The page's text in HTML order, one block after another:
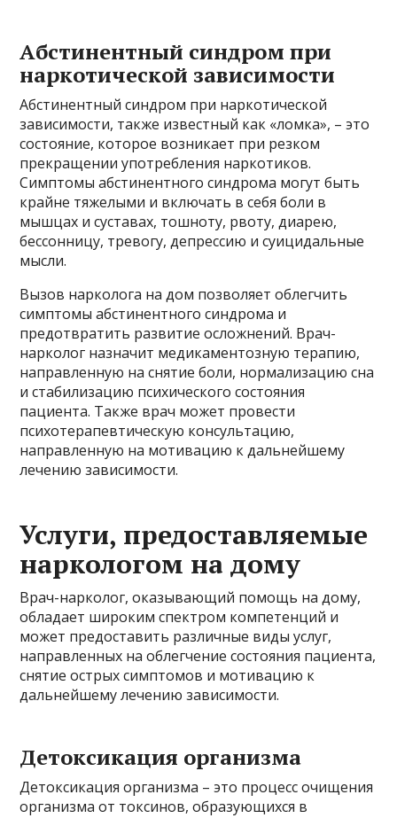
Абстинентный синдром при
наркотической зависимости
Абстинентный синдром при наркотической
зависимости, также известный как «ломка», – это
состояние, которое возникает при резком
прекращении употребления наркотиков.
Симптомы абстинентного синдрома могут быть
крайне тяжелыми и включать в себя боли в
мышцах и суставах, тошноту, рвоту, диарею,
бессонницу, тревогу, депрессию и суицидальные
мысли.
Вызов нарколога на дом позволяет облегчить
симптомы абстинентного синдрома и
предотвратить развитие осложнений. Врач-
нарколог назначит медикаментозную терапию,
направленную на снятие боли, нормализацию сна
и стабилизацию психического состояния
пациента. Также врач может провести
психотерапевтическую консультацию,
направленную на мотивацию к дальнейшему
лечению зависимости.
Услуги, предоставляемые
наркологом на дому
Врач-нарколог, оказывающий помощь на дому,
обладает широким спектром компетенций и
может предоставить различные виды услуг,
направленных на облегчение состояния пациента,
снятие острых симптомов и мотивацию к
дальнейшему лечению зависимости.
Детоксикация организма
Детоксикация организма – это процесс очищения
организма от токсинов, образующихся в